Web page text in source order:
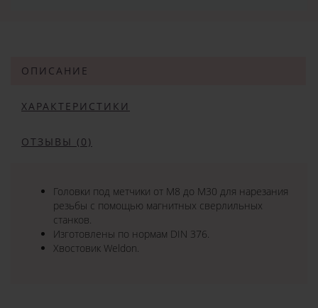
ОПИСАНИЕ
ХАРАКТЕРИСТИКИ
ОТЗЫВЫ (0)
Головки под метчики от M8 до M30 для нарезания
резьбы с помощью магнитных сверлильных
станков.
Изготовлены по нормам DIN 376.
Хвостовик Weldon.